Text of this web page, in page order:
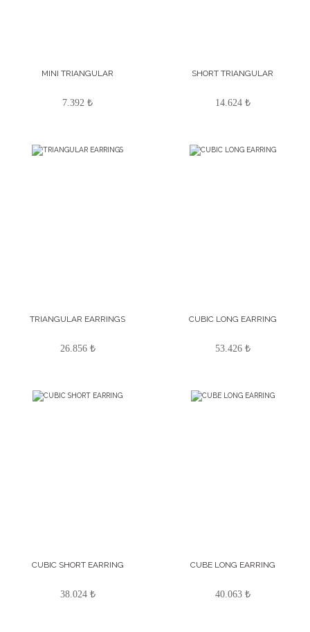
MINI TRIANGULAR
7.392 ₺
SHORT TRIANGULAR
14.624 ₺
TRIANGULAR EARRINGS
26.856 ₺
CUBIC LONG EARRING
53.426 ₺
CUBIC SHORT EARRING
38.024 ₺
CUBE LONG EARRING
40.063 ₺